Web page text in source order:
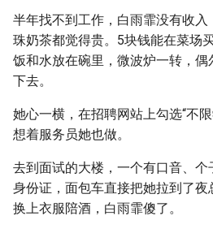
半年找不到工作，白雨霏没有收
珠奶茶都觉得贵。5块钱能在菜场
饭和水放在碗里，微波炉一转，
下去。
她心一横，在招聘网站上勾选“不
想着服务员她也做。
去到面试的大楼，一个有口音、
身份证，面包车直接把她拉到了夜
换上衣服陪酒，白雨霏傻了。